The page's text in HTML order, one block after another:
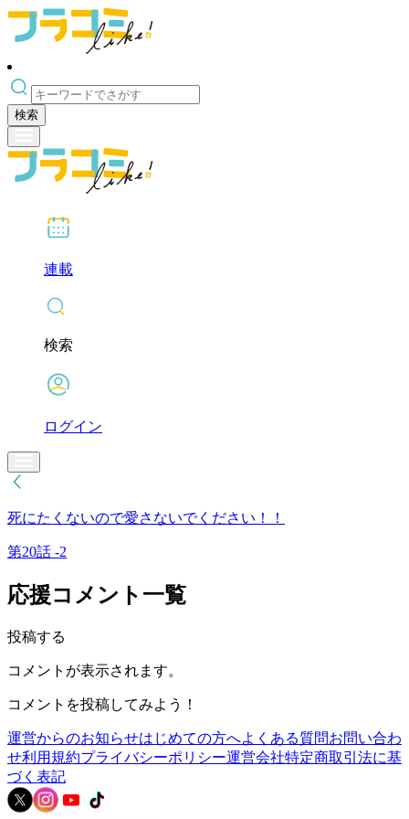
検索
連載
検索
ログイン
死にたくないので愛さないでください！！
第20話 -2
応援コメント一覧
投稿する
コメントが表示されます。
コメントを投稿してみよう！
運営からのお知らせはじめての方へよくある質問お問い合わ
せ利用規約プライバシーポリシー運営会社特定商取引法に基
づく表記